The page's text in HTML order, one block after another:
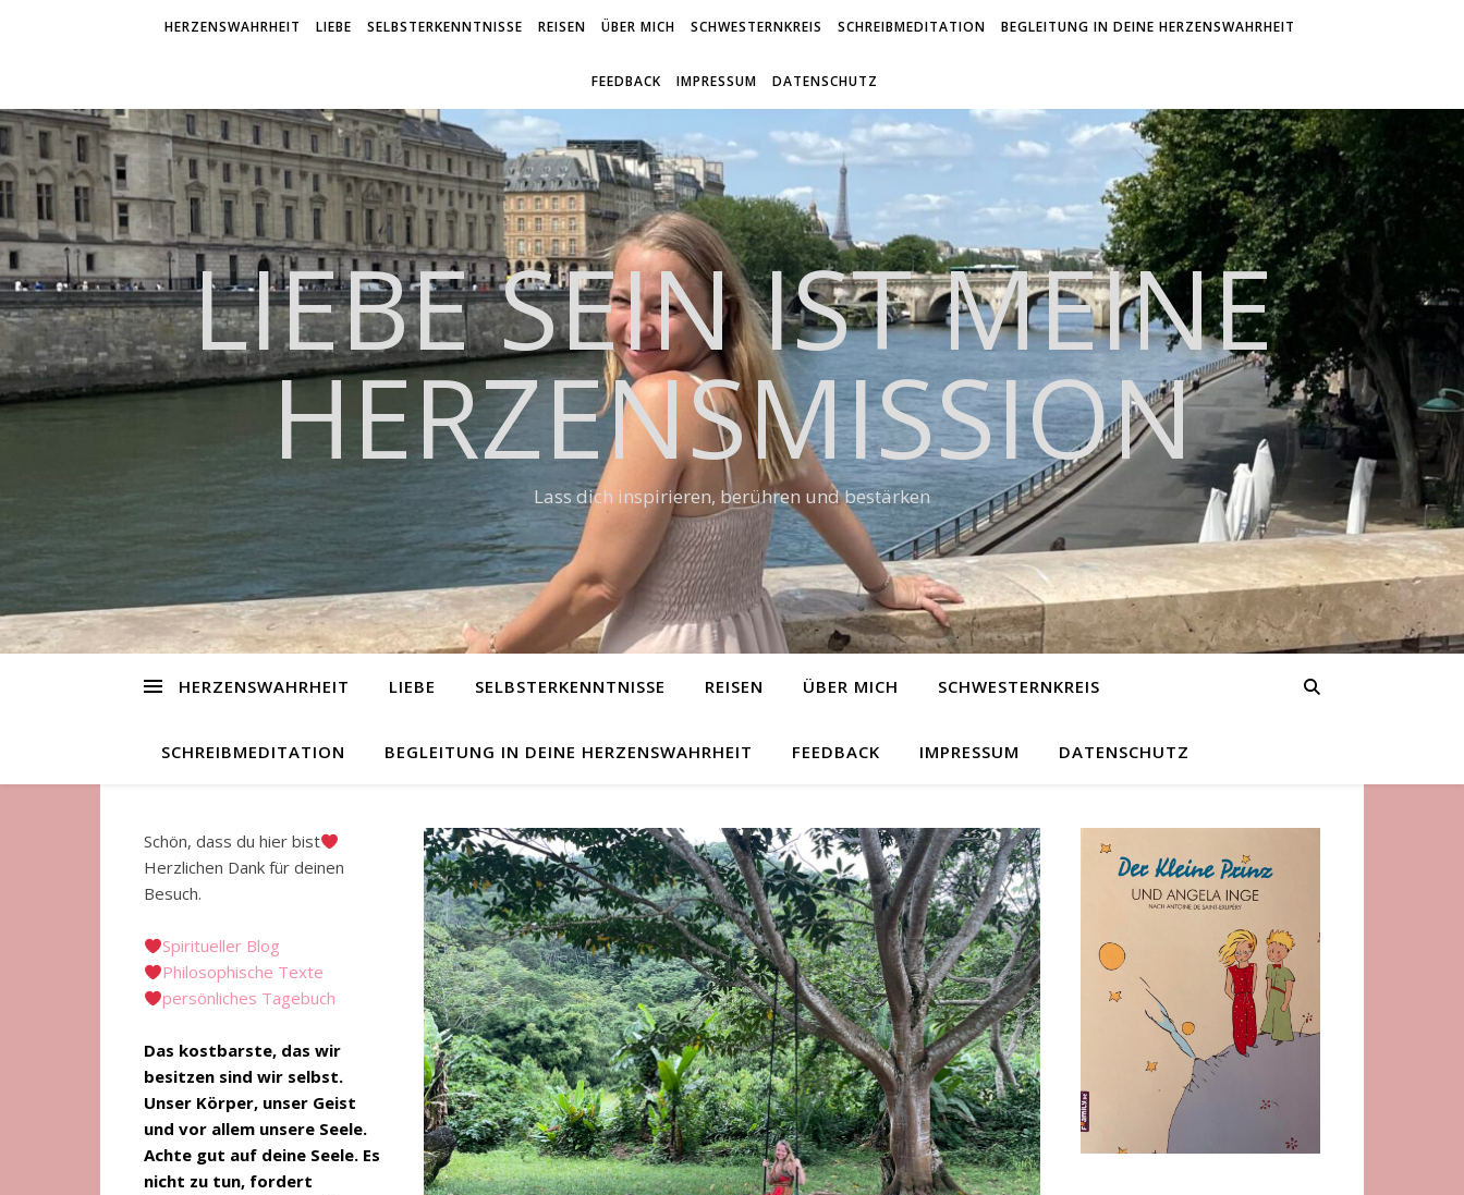
HERZENSWAHRHEIT LIEBE SELBSTERKENNTNISSE REISEN ÜBER MICH SCHWESTERNKREIS SCHREIBMEDITATION BEGLEITUNG IN DEINE HERZENSWAHRHEIT
FEEDBACK IMPRESSUM DATENSCHUTZ
LIEBE SEIN IST MEINE
HERZENSMISSION
Lass dich inspirieren, berühren und bestärken
HERZENSWAHRHEIT LIEBE SELBSTERKENNTNISSE REISEN ÜBER MICH SCHWESTERNKREIS
SCHREIBMEDITATION BEGLEITUNG IN DEINE HERZENSWAHRHEIT FEEDBACK IMPRESSUM DATENSCHUTZ
Schön, dass du hier bist
Herzlichen Dank für deinen
Besuch.
Spiritueller Blog
Philosophische Texte
persönliches Tagebuch
Das kostbarste, das wir
besitzen sind wir selbst.
Unser Körper, unser Geist
und vor allem unsere Seele.
Achte gut auf deine Seele. Es
nicht zu tun, fordert